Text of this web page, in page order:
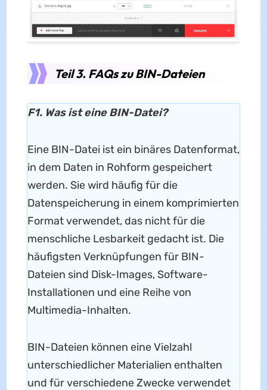
Teil 3. FAQs zu BIN-Dateien
F1. Was ist eine BIN-Datei?
Eine BIN-Datei ist ein binäres Datenformat,
in dem Daten in Rohform gespeichert
werden. Sie wird häufig für die
Datenspeicherung in einem komprimierten
Format verwendet, das nicht für die
menschliche Lesbarkeit gedacht ist. Die
häufigsten Verknüpfungen für BIN-
Dateien sind Disk-Images, Software-
Installationen und eine Reihe von
Multimedia-Inhalten.
BIN-Dateien können eine Vielzahl
unterschiedlicher Materialien enthalten
und für verschiedene Zwecke verwendet